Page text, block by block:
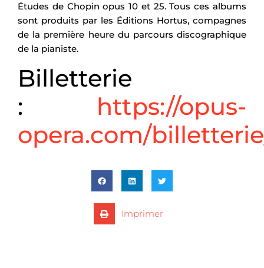
Études de Chopin opus 10 et 25. Tous ces albums
sont produits par les Éditions Hortus, compagnes
de la première heure du parcours discographique
de la pianiste.
Billetterie
: https://opus-
opera.com/
Imprimer